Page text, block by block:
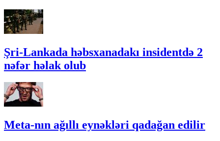
Şri-Lankada həbsxanadakı insidentdə 2
nəfər həlak olub
Meta-nın ağıllı eynəkləri qadağan edilir